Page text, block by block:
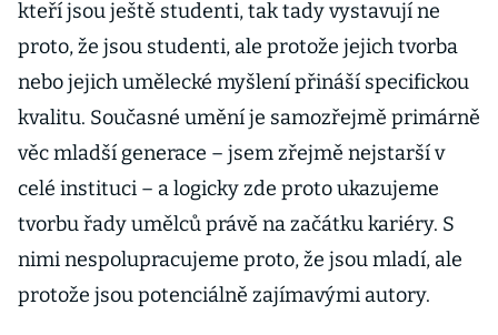
kteří jsou ještě studenti, tak tady vystavují ne
proto, že jsou studenti, ale protože jejich tvorba
nebo jejich umělecké myšlení přináší specifickou
kvalitu. Současné umění je samozřejmě primárně
věc mladší generace – jsem zřejmě nejstarší v
celé instituci – a logicky zde proto ukazujeme
tvorbu řady umělců právě na začátku kariéry. S
nimi nespolupracujeme proto, že jsou mladí, ale
protože jsou potenciálně zajímavými autory.